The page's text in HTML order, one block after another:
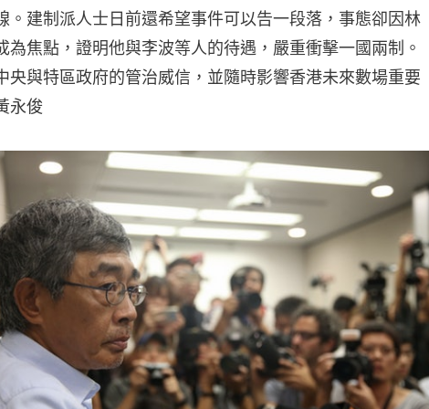
。建制派人士日前還希望事件可以告一段落，事態卻因林
為焦點，證明他與李波等人的待遇，嚴重衝擊一國兩制。
央與特區政府的管治威信，並隨時影響香港未來數場重要
永俊